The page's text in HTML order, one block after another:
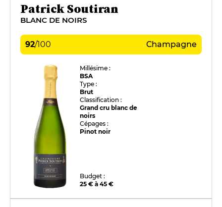
Patrick Soutiran
BLANC DE NOIRS
92/100 Champagne
Millésime :
BSA
Type :
Brut
Classification :
Grand cru blanc de
noirs
Cépages :
Pinot noir
Budget :
25 € à 45 €